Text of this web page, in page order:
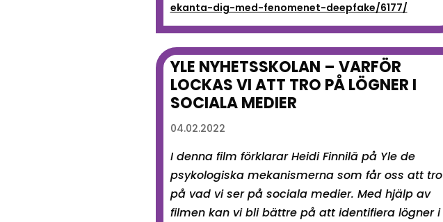
ekanta-dig-med-fenomenet-deepfake/6177/
YLE NYHETSSKOLAN – VARFÖR
LOCKAS VI ATT TRO PÅ LÖGNER I
SOCIALA MEDIER
04.02.2022
I denna film förklarar Heidi Finnilä på Yle de
psykologiska mekanismerna som får oss att tro
på vad vi ser på sociala medier. Med hjälp av
filmen kan vi bli bättre på att identifiera lögner i